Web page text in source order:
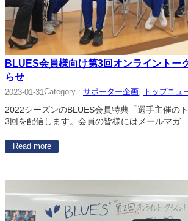
BLUES会員様向け第3回オンライントー
らせ
2023-01-31 Category : サポーター企画, トップニュ
2022シーズンのBLUES会員特典「選手主催の
3回を配信します。会員の皆様にはメールマガ…
Read more